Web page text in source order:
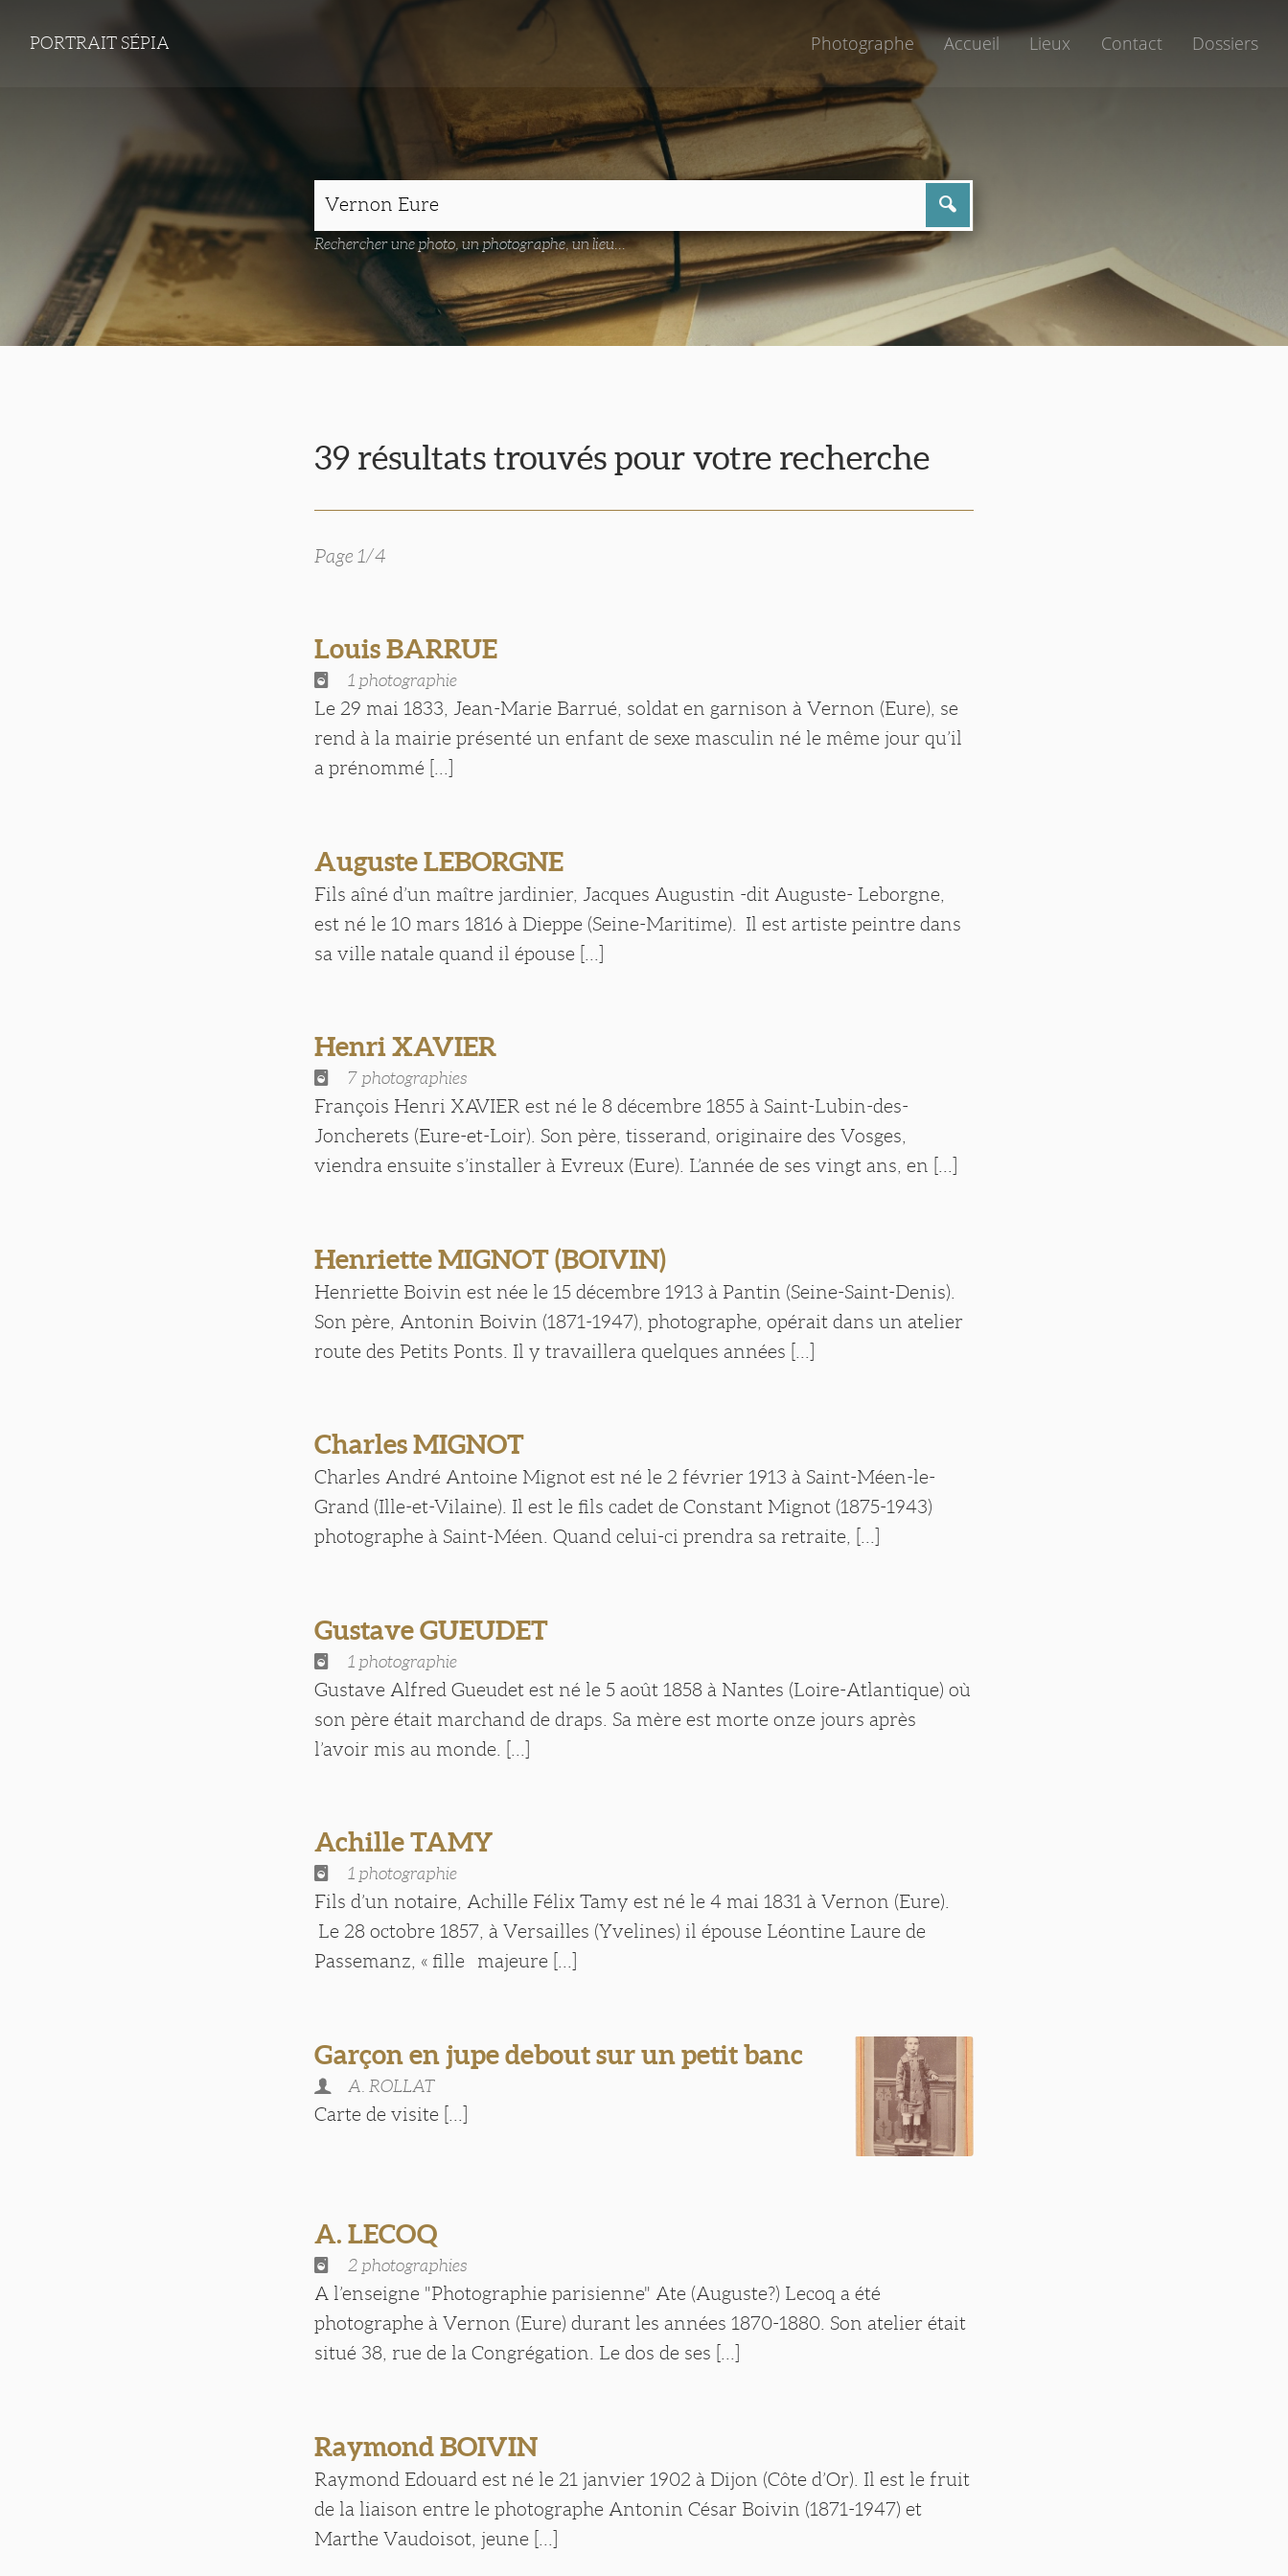
PORTRAIT SÉPIA Photographe Accueil Lieux Contact Dossiers
Rechercher une photo, un photographe, un lieu...
39 résultats trouvés pour votre recherche
Page 1/4
Louis BARRUE
1 photographie
Le 29 mai 1833, Jean-Marie Barrué, soldat en garnison à Vernon (Eure), se
rend à la mairie présenté un enfant de sexe masculin né le même jour qu’il
a prénommé [...]
Auguste LEBORGNE
Fils aîné d’un maître jardinier, Jacques Augustin -dit Auguste- Leborgne,
est né le 10 mars 1816 à Dieppe (Seine-Maritime). Il est artiste peintre dans
sa ville natale quand il épouse [...]
Henri XAVIER
7 photographies
François Henri XAVIER est né le 8 décembre 1855 à Saint-Lubin-des-
Joncherets (Eure-et-Loir). Son père, tisserand, originaire des Vosges,
viendra ensuite s’installer à Evreux (Eure). L’année de ses vingt ans, en [...]
Henriette MIGNOT (BOIVIN)
Henriette Boivin est née le 15 décembre 1913 à Pantin (Seine-Saint-Denis).
Son père, Antonin Boivin (1871-1947), photographe, opérait dans un atelier
route des Petits Ponts. Il y travaillera quelques années [...]
Charles MIGNOT
Charles André Antoine Mignot est né le 2 février 1913 à Saint-Méen-le-
Grand (Ille-et-Vilaine). Il est le fils cadet de Constant Mignot (1875-1943)
photographe à Saint-Méen. Quand celui-ci prendra sa retraite, [...]
Gustave GUEUDET
1 photographie
Gustave Alfred Gueudet est né le 5 août 1858 à Nantes (Loire-Atlantique) où
son père était marchand de draps. Sa mère est morte onze jours après
l’avoir mis au monde. [...]
Achille TAMY
1 photographie
Fils d’un notaire, Achille Félix Tamy est né le 4 mai 1831 à Vernon (Eure).
Le 28 octobre 1857, à Versailles (Yvelines) il épouse Léontine Laure de
Passemanz, « fille majeure [...]
Garçon en jupe debout sur un petit banc
A. ROLLAT
Carte de visite [...]
A. LECOQ
2 photographies
A l’enseigne "Photographie parisienne" Ate (Auguste?) Lecoq a été
photographe à Vernon (Eure) durant les années 1870-1880. Son atelier était
situé 38, rue de la Congrégation. Le dos de ses [...]
Raymond BOIVIN
Raymond Edouard est né le 21 janvier 1902 à Dijon (Côte d’Or). Il est le fruit
de la liaison entre le photographe Antonin César Boivin (1871-1947) et
Marthe Vaudoisot, jeune [...]